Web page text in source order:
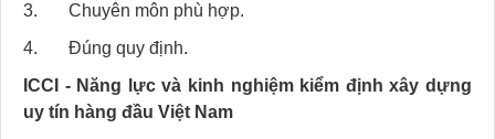
3. Chuyên môn phù hợp.
4. Đúng quy định.
ICCI - Năng lực và kinh nghiệm kiểm định xây dựng
uy tín hàng đầu Việt Nam